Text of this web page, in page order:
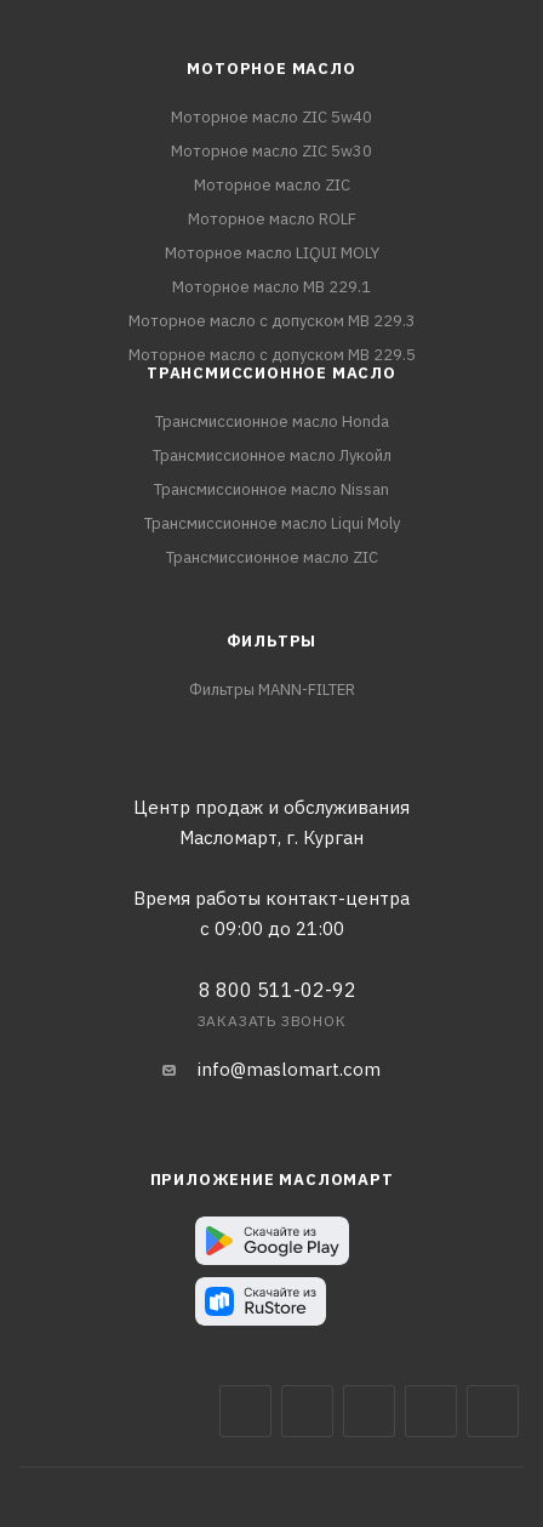
МОТОРНОЕ МАСЛО
Моторное масло ZIC 5w40
Моторное масло ZIC 5w30
Моторное масло ZIC
Моторное масло ROLF
Моторное масло LIQUI MOLY
Моторное масло MB 229.1
Моторное масло с допуском MB 229.3
Моторное масло с допуском MB 229.5
ТРАНСМИССИОННОЕ МАСЛО
Трансмиссионное масло Honda
Трансмиссионное масло Лукойл
Трансмиссионное масло Nissan
Трансмиссионное масло Liqui Moly
Трансмиссионное масло ZIC
ФИЛЬТРЫ
Фильтры MANN-FILTER
Центр продаж и обслуживания
Масломарт, г. Курган
Время работы контакт-центра
с 09:00 до 21:00
8 800 511-02-92
ЗАКАЗАТЬ ЗВОНОК
info@maslomart.com
ПРИЛОЖЕНИЕ МАСЛОМАРТ